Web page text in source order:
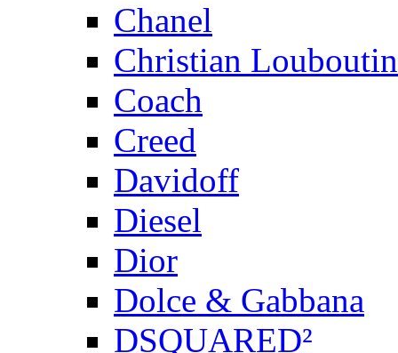
Chanel
Christian Louboutin
Coach
Creed
Davidoff
Diesel
Dior
Dolce & Gabbana
DSQUARED²